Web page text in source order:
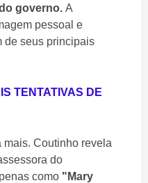
governo. A
pessoal e
de seus principais
TENTATIVAS DE
mais. Coutinho revela
do
como "Mary